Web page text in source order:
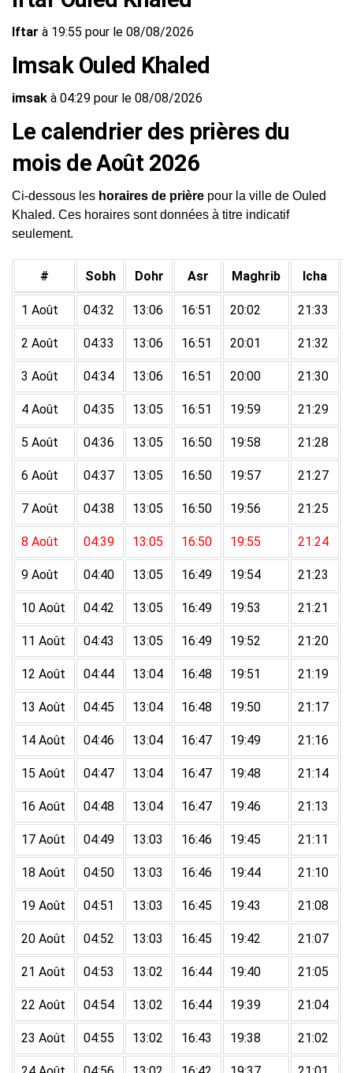
Iftar à 19:55 pour le 08/08/2026
Imsak Ouled Khaled
imsak à 04:29 pour le 08/08/2026
Le calendrier des prières du
mois de Août 2026
Ci-dessous les horaires de prière pour la ville de Ouled
Khaled. Ces horaires sont données à titre indicatif
seulement.
# Sobh Dohr Asr Maghrib Icha
1 Août 04:32 13:06 16:51 20:02 21:33
2 Août 04:33 13:06 16:51 20:01 21:32
3 Août 04:34 13:06 16:51 20:00 21:30
4 Août 04:35 13:05 16:51 19:59 21:29
5 Août 04:36 13:05 16:50 19:58 21:28
6 Août 04:37 13:05 16:50 19:57 21:27
7 Août 04:38 13:05 16:50 19:56 21:25
8 Août 04:39 13:05 16:50 19:55 21:24
9 Août 04:40 13:05 16:49 19:54 21:23
10 Août 04:42 13:05 16:49 19:53 21:21
11 Août 04:43 13:05 16:49 19:52 21:20
12 Août 04:44 13:04 16:48 19:51 21:19
13 Août 04:45 13:04 16:48 19:50 21:17
14 Août 04:46 13:04 16:47 19:49 21:16
15 Août 04:47 13:04 16:47 19:48 21:14
16 Août 04:48 13:04 16:47 19:46 21:13
17 Août 04:49 13:03 16:46 19:45 21:11
18 Août 04:50 13:03 16:46 19:44 21:10
19 Août 04:51 13:03 16:45 19:43 21:08
20 Août 04:52 13:03 16:45 19:42 21:07
21 Août 04:53 13:02 16:44 19:40 21:05
22 Août 04:54 13:02 16:44 19:39 21:04
23 Août 04:55 13:02 16:43 19:38 21:02